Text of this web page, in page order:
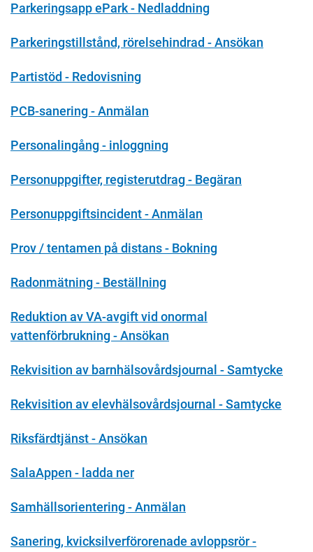
Parkeringsapp ePark - Nedladdning
Parkeringstillstånd, rörelsehindrad - Ansökan
Partistöd - Redovisning
PCB-sanering - Anmälan
Personalingång - inloggning
Personuppgifter, registerutdrag - Begäran
Personuppgiftsincident - Anmälan
Prov / tentamen på distans - Bokning
Radonmätning - Beställning
Reduktion av VA-avgift vid onormal
vattenförbrukning - Ansökan
Rekvisition av barnhälsovårdsjournal - Samtycke
Rekvisition av elevhälsovårdsjournal - Samtycke
Riksfärdtjänst - Ansökan
SalaAppen - ladda ner
Samhällsorientering - Anmälan
Sanering, kvicksilverförorenade avloppsrör -